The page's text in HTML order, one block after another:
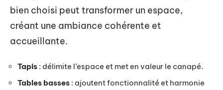
bien choisi peut transformer un espace,
créant une ambiance cohérente et
accueillante.
Tapis : délimite l’espace et met en valeur le canapé.
Tables basses : ajoutent fonctionnalité et harmonie